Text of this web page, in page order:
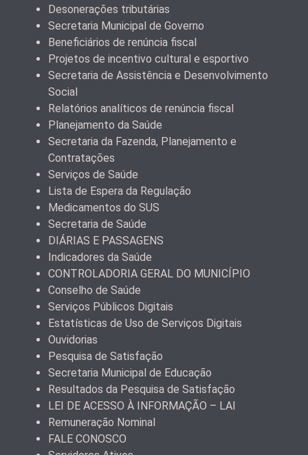
Desonerações tributárias
Secretaria Municipal de Governo
Beneficiários de renúncia fiscal
Projetos de incentivo cultural e esportivo
Secretaria de Assistência e Desenvolvimento
Social
Relatórios analíticos de renúncia fiscal
Planejamento da Saúde
Secretaria da Fazenda, Planejamento e
Contratações
Serviços de Saúde
Lista de Espera da Regulação
Medicamentos do SUS
Secretaria de Saúde
DIÁRIAS E PASSAGENS
Indicadores da Saúde
CONTROLADORIA GERAL DO MUNICÍPIO
Conselho de Saúde
Serviços Públicos Digitais
Estatísticas de Uso de Serviços Digitais
Ouvidorias
Pesquisa de Satisfação
Secretaria Municipal de Educação
Resultados da Pesquisa de Satisfação
LEI DE ACESSO À INFORMAÇÃO – LAI
Remuneração Nominal
FALE CONOSCO